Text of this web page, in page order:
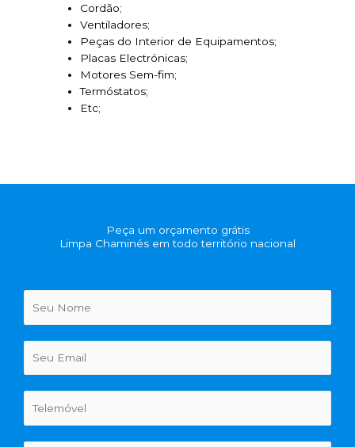
Cordão;
Ventiladores;
Peças do Interior de Equipamentos;
Placas Electrónicas;
Motores Sem-fim;
Termóstatos;
Etc;
Peça um orçamento grátis
Limpa Chaminés em todo território nacional